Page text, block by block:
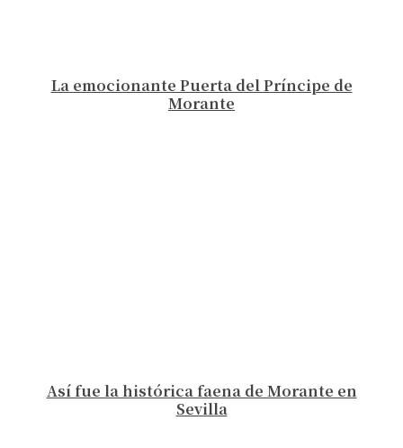
La emocionante Puerta del Príncipe de
Morante
Así fue la histórica faena de Morante en
Sevilla